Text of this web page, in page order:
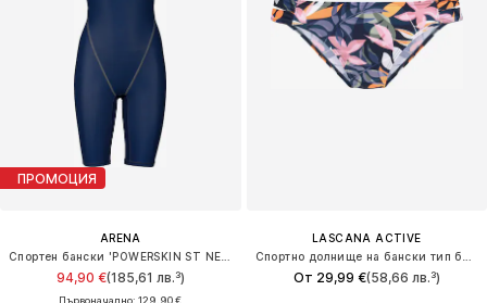
ПРОМОЦИЯ
ARENA
94,90 €(185,61 лв.³)
LASCANA ACTIVE
От 29,99 €(58,66 лв.³)